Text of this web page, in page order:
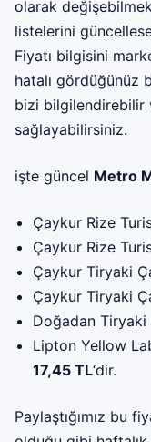
olarak
listelerini
Fiyatı bilgisini
hatalı gördüğünüz
bizi bilgilendirebilir
sağlayabilirsiniz.
işte güncel Metro
Çaykur Rize
Çaykur Rize
Çaykur Tiryaki
Çaykur Tiryaki
Doğadan Tiryaki
Lipton Yellow
17,45 TL‘dir.
Paylaştığımız bu